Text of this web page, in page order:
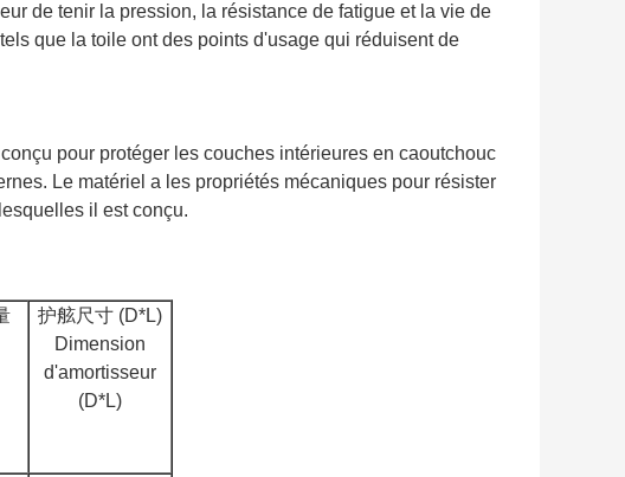
de tenir la pression, la résistance de fatigue et la vie de
que la toile ont des points d'usage qui réduisent de
pour protéger les couches intérieures en caoutchouc
Le matériel a les propriétés mécaniques pour résister
il est conçu.
护舷尺寸 (D*L)
Dimension
d'amortisseur
(D*L)